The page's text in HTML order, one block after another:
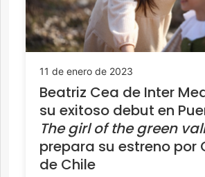
11 de enero de 2023
Beatriz Cea de Inter
su exitoso debut en
The girl of the green
prepara su estreno por
de Chile